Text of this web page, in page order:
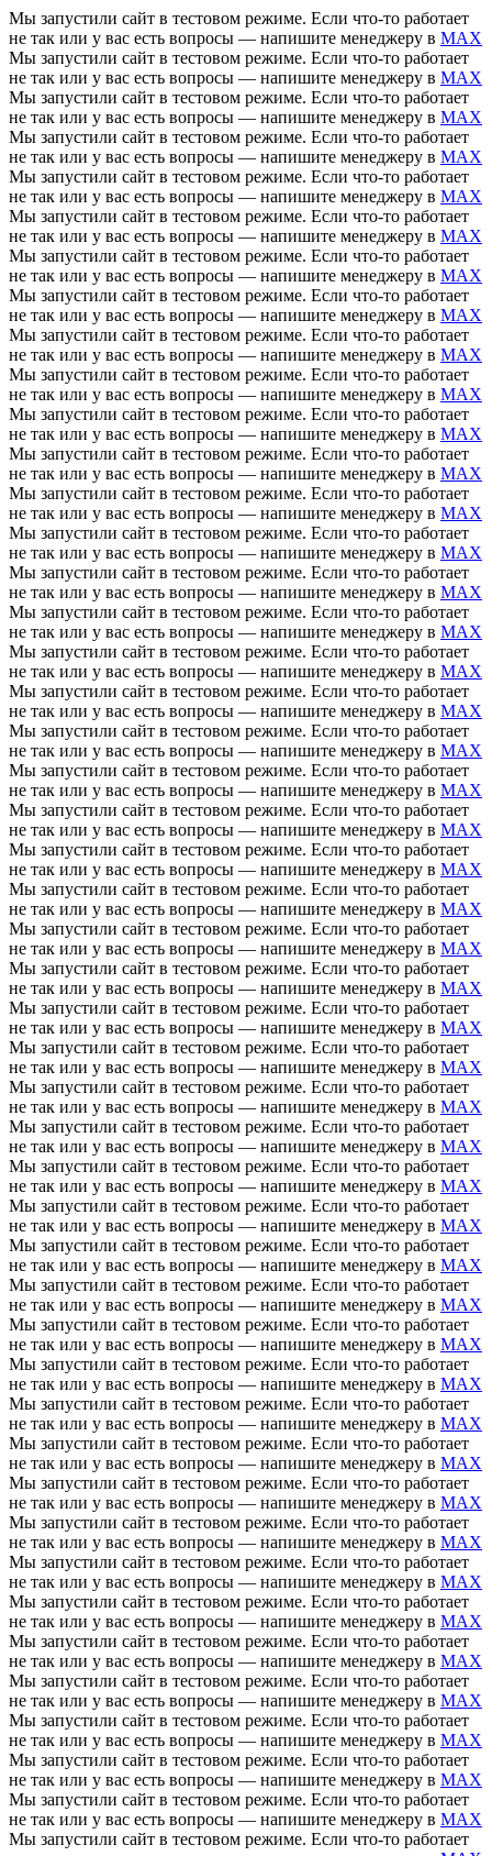
Мы запустили сайт в тестовом режиме. Если что-то работает
не так или у вас есть вопросы — напишите менеджеру в MAX
Мы запустили сайт в тестовом режиме. Если что-то работает
не так или у вас есть вопросы — напишите менеджеру в MAX
Мы запустили сайт в тестовом режиме. Если что-то работает
не так или у вас есть вопросы — напишите менеджеру в MAX
Мы запустили сайт в тестовом режиме. Если что-то работает
не так или у вас есть вопросы — напишите менеджеру в MAX
Мы запустили сайт в тестовом режиме. Если что-то работает
не так или у вас есть вопросы — напишите менеджеру в MAX
Мы запустили сайт в тестовом режиме. Если что-то работает
не так или у вас есть вопросы — напишите менеджеру в MAX
Мы запустили сайт в тестовом режиме. Если что-то работает
не так или у вас есть вопросы — напишите менеджеру в MAX
Мы запустили сайт в тестовом режиме. Если что-то работает
не так или у вас есть вопросы — напишите менеджеру в MAX
Мы запустили сайт в тестовом режиме. Если что-то работает
не так или у вас есть вопросы — напишите менеджеру в MAX
Мы запустили сайт в тестовом режиме. Если что-то работает
не так или у вас есть вопросы — напишите менеджеру в MAX
Мы запустили сайт в тестовом режиме. Если что-то работает
не так или у вас есть вопросы — напишите менеджеру в MAX
Мы запустили сайт в тестовом режиме. Если что-то работает
не так или у вас есть вопросы — напишите менеджеру в MAX
Мы запустили сайт в тестовом режиме. Если что-то работает
не так или у вас есть вопросы — напишите менеджеру в MAX
Мы запустили сайт в тестовом режиме. Если что-то работает
не так или у вас есть вопросы — напишите менеджеру в MAX
Мы запустили сайт в тестовом режиме. Если что-то работает
не так или у вас есть вопросы — напишите менеджеру в MAX
Мы запустили сайт в тестовом режиме. Если что-то работает
не так или у вас есть вопросы — напишите менеджеру в MAX
Мы запустили сайт в тестовом режиме. Если что-то работает
не так или у вас есть вопросы — напишите менеджеру в MAX
Мы запустили сайт в тестовом режиме. Если что-то работает
не так или у вас есть вопросы — напишите менеджеру в MAX
Мы запустили сайт в тестовом режиме. Если что-то работает
не так или у вас есть вопросы — напишите менеджеру в MAX
Мы запустили сайт в тестовом режиме. Если что-то работает
не так или у вас есть вопросы — напишите менеджеру в MAX
Мы запустили сайт в тестовом режиме. Если что-то работает
не так или у вас есть вопросы — напишите менеджеру в MAX
Мы запустили сайт в тестовом режиме. Если что-то работает
не так или у вас есть вопросы — напишите менеджеру в MAX
Мы запустили сайт в тестовом режиме. Если что-то работает
не так или у вас есть вопросы — напишите менеджеру в MAX
Мы запустили сайт в тестовом режиме. Если что-то работает
не так или у вас есть вопросы — напишите менеджеру в MAX
Мы запустили сайт в тестовом режиме. Если что-то работает
не так или у вас есть вопросы — напишите менеджеру в MAX
Мы запустили сайт в тестовом режиме. Если что-то работает
не так или у вас есть вопросы — напишите менеджеру в MAX
Мы запустили сайт в тестовом режиме. Если что-то работает
не так или у вас есть вопросы — напишите менеджеру в MAX
Мы запустили сайт в тестовом режиме. Если что-то работает
не так или у вас есть вопросы — напишите менеджеру в MAX
Мы запустили сайт в тестовом режиме. Если что-то работает
не так или у вас есть вопросы — напишите менеджеру в MAX
Мы запустили сайт в тестовом режиме. Если что-то работает
не так или у вас есть вопросы — напишите менеджеру в MAX
Мы запустили сайт в тестовом режиме. Если что-то работает
не так или у вас есть вопросы — напишите менеджеру в MAX
Мы запустили сайт в тестовом режиме. Если что-то работает
не так или у вас есть вопросы — напишите менеджеру в MAX
Мы запустили сайт в тестовом режиме. Если что-то работает
не так или у вас есть вопросы — напишите менеджеру в MAX
Мы запустили сайт в тестовом режиме. Если что-то работает
не так или у вас есть вопросы — напишите менеджеру в MAX
Мы запустили сайт в тестовом режиме. Если что-то работает
не так или у вас есть вопросы — напишите менеджеру в MAX
Мы запустили сайт в тестовом режиме. Если что-то работает
не так или у вас есть вопросы — напишите менеджеру в MAX
Мы запустили сайт в тестовом режиме. Если что-то работает
не так или у вас есть вопросы — напишите менеджеру в MAX
Мы запустили сайт в тестовом режиме. Если что-то работает
не так или у вас есть вопросы — напишите менеджеру в MAX
Мы запустили сайт в тестовом режиме. Если что-то работает
не так или у вас есть вопросы — напишите менеджеру в MAX
Мы запустили сайт в тестовом режиме. Если что-то работает
не так или у вас есть вопросы — напишите менеджеру в MAX
Мы запустили сайт в тестовом режиме. Если что-то работает
не так или у вас есть вопросы — напишите менеджеру в MAX
Мы запустили сайт в тестовом режиме. Если что-то работает
не так или у вас есть вопросы — напишите менеджеру в MAX
Мы запустили сайт в тестовом режиме. Если что-то работает
не так или у вас есть вопросы — напишите менеджеру в MAX
Мы запустили сайт в тестовом режиме. Если что-то работает
не так или у вас есть вопросы — напишите менеджеру в MAX
Мы запустили сайт в тестовом режиме. Если что-то работает
не так или у вас есть вопросы — напишите менеджеру в MAX
Мы запустили сайт в тестовом режиме. Если что-то работает
не так или у вас есть вопросы — напишите менеджеру в MAX
Мы запустили сайт в тестовом режиме. Если что-то работает